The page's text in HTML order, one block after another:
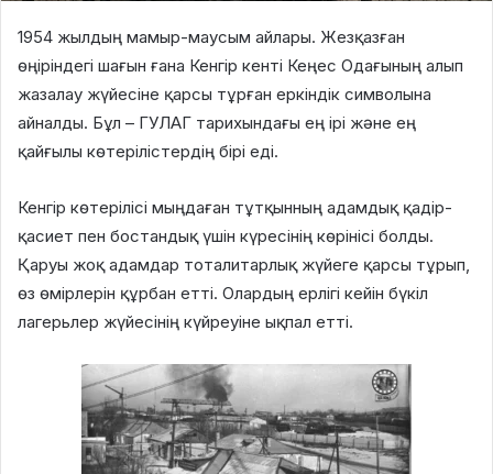
1954 жылдың мамыр-маусым айлары. Жезқазған
өңіріндегі шағын ғана Кенгір кенті Кеңес Одағының алып
жазалау жүйесіне қарсы тұрған еркіндік символына
айналды. Бұл – ГУЛАГ тарихындағы ең ірі және ең
қайғылы көтерілістердің бірі еді.
Кенгір көтерілісі мыңдаған тұтқынның адамдық қадір-
қасиет пен бостандық үшін күресінің көрінісі болды.
Қаруы жоқ адамдар тоталитарлық жүйеге қарсы тұрып,
өз өмірлерін құрбан етті. Олардың ерлігі кейін бүкіл
лагерьлер жүйесінің күйреуіне ықпал етті.